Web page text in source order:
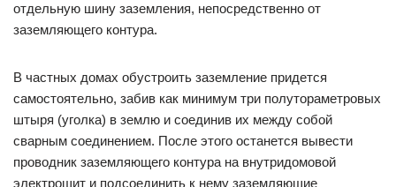
отдельную шину заземления, непосредственно от
заземляющего контура.
В частных домах обустроить заземление придется
самостоятельно, забив как минимум три полутораметровых
штыря (уголка) в землю и соединив их между собой
сварным соединением. После этого останется вывести
проводник заземляющего контура на внутридомовой
электрощит и подсоединить к нему заземляющие